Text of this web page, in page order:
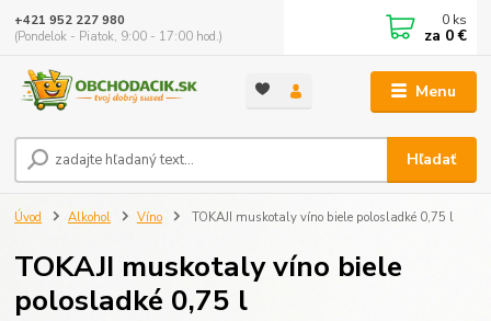
Menu
Hľadať
+421 952 227 980
(Pondelok - Piatok, 9:00 - 17:00 hod.)
0 ks
za 0 €
Úvod Alkohol Víno TOKAJI muskotaly víno biele polosladké 0,75 l
TOKAJI muskotaly víno biele
polosladké 0,75 l